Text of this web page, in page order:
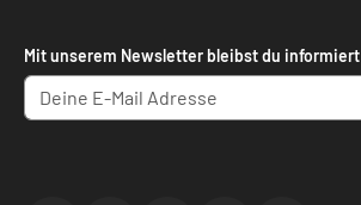
Mit unserem Newsletter bleibst du informiert